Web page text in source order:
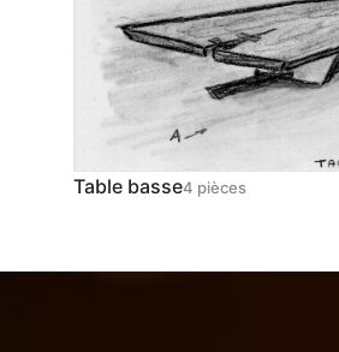
Table basse4 pièces